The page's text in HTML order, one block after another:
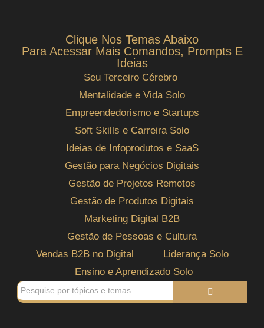
Clique Nos Temas Abaixo
Para Acessar Mais Comandos, Prompts E
Ideias
Seu Terceiro Cérebro
Mentalidade e Vida Solo
Empreendedorismo e Startups
Soft Skills e Carreira Solo
Ideias de Infoprodutos e SaaS
Gestão para Negócios Digitais
Gestão de Projetos Remotos
Gestão de Produtos Digitais
Marketing Digital B2B
Gestão de Pessoas e Cultura
Vendas B2B no Digital
Liderança Solo
Ensino e Aprendizado Solo